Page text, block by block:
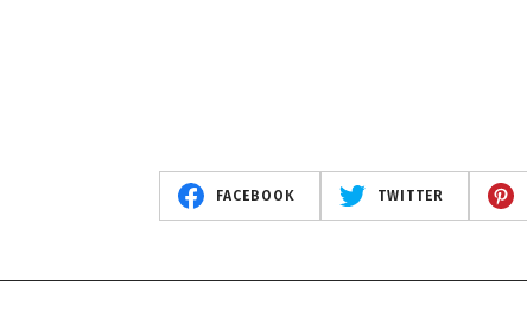
FACEBOOK TWITTER